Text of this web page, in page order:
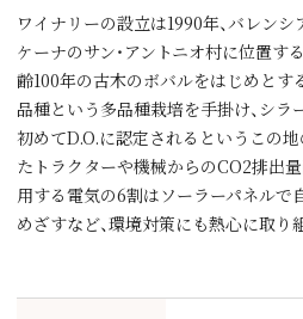
ワイナリーの設立は1990年、バレン
ケーナのサン・アントニオ村に位置す
齢100年の古木のボバルをはじめとす
品種という多品種栽培を手掛け、シ
初めてD.O.に認定されるというこの
たトラクターや機械からのCO2排出
用する電気の6割はソーラーパネルで
めざすなど、環境対策にも熱心に取り